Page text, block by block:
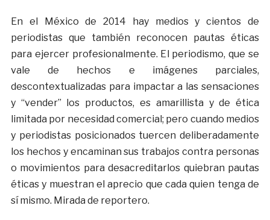
En el México de 2014 hay medios y cientos de
periodistas que también reconocen pautas éticas
para ejercer profesionalmente. El periodismo, que se
vale de hechos e imágenes parciales,
descontextualizadas para impactar a las sensaciones
y “vender” los productos, es amarillista y de ética
limitada por necesidad comercial; pero cuando medios
y periodistas posicionados tuercen deliberadamente
los hechos y encaminan sus trabajos contra personas
o movimientos para desacreditarlos quiebran pautas
éticas y muestran el aprecio que cada quien tenga de
sí mismo. Mirada de reportero.